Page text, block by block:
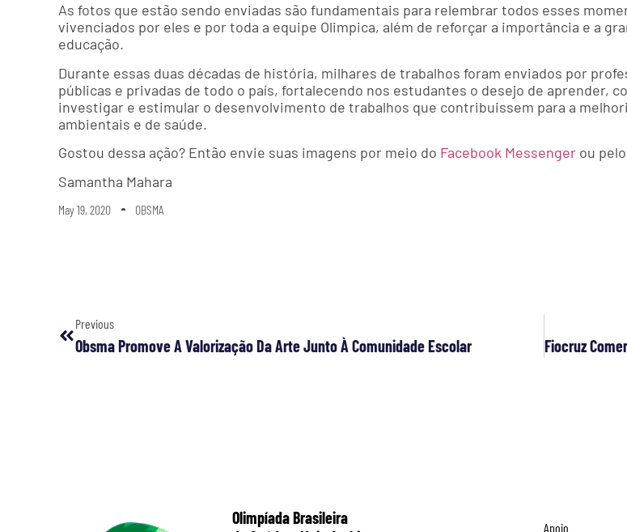
As fotos que estão sendo enviadas são fundamentais para relembrar todos esses
vivenciados por eles e por toda a equipe Olimpica, além de reforçar a importância e a
educação.
Durante essas duas décadas de história, milhares de trabalhos foram enviados por
públicas e privadas de todo o país, fortalecendo nos estudantes o desejo de aprender,
investigar e estimular o desenvolvimento de trabalhos que contribuissem para a
ambientais e de saúde.
Gostou dessa ação? Então envie suas imagens por meio do Facebook Messenger ou pelo
Samantha Mahara
May 19, 2020 OBSMA
Previous
Obsma Promove A Valorização Da Arte Junto À Comunidade Escolar
Olimpíada Brasileira
Apoio